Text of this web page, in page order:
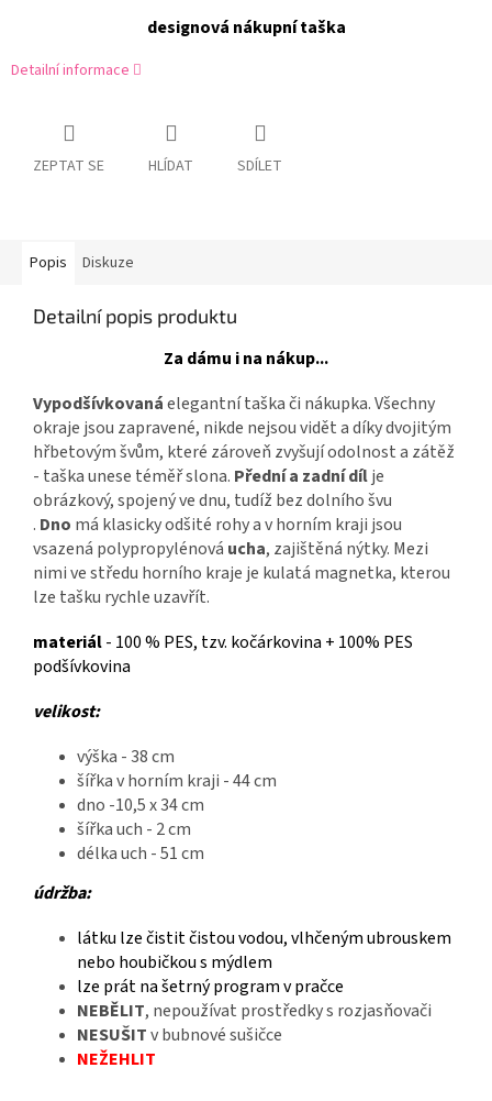
designová nákupní taška
Detailní informace
ZEPTAT SE HLÍDAT SDÍLET
Popis Diskuze
Detailní popis produktu
Za dámu i na nákup...
Vypodšívkovanáelegantní taška či nákupka. Všechny
okraje jsou zapravené, nikde nejsou vidět a díky dvojitým
hřbetovým švům, které zároveň zvyšují odolnost a zátěž
- taška unese téměř slona. Přední a zadní dílje
obrázkový, spojený ve dnu, tudíž bez dolního švu
. Dno má klasicky odšité rohy a v horním kraji jsou
vsazená polypropylénová ucha, zajištěná nýtky. Mezi
nimi ve středu horního kraje je kulatá magnetka, kterou
lze tašku rychle uzavřít.
materiál- 100 % PES, tzv. kočárkovina + 100% PES
podšívkovina
velikost:
výška - 38 cm
šířka v horním kraji - 44 cm
dno -10,5 x 34 cm
šířka uch - 2 cm
délka uch - 51 cm
údržba:
látku lze čistit čistou vodou, vlhčeným ubrouskem
nebo houbičkou s mýdlem
lze prát na šetrný program v pračce
NEBĚLIT, nepoužívat prostředky s rozjasňovači
NESUŠITv bubnové sušičce
NEŽEHLIT